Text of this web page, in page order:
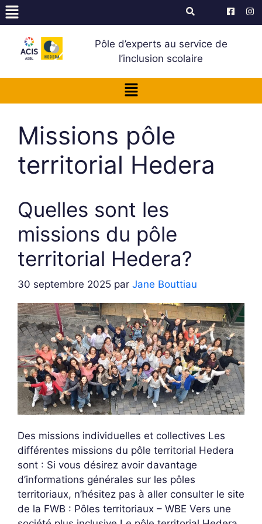
Pôle d’experts au service de
l’inclusion scolaire
Missions pôle
territorial Hedera
Quelles sont les
missions du pôle
territorial Hedera?
30 septembre 2025 par Jane Bouttiau
Des missions individuelles et collectives Les
différentes missions du pôle territorial Hedera
sont : Si vous désirez avoir davantage
d’informations générales sur les pôles
territoriaux, n’hésitez pas à aller consulter le site
de la FWB : Pôles territoriaux – WBE Vers une